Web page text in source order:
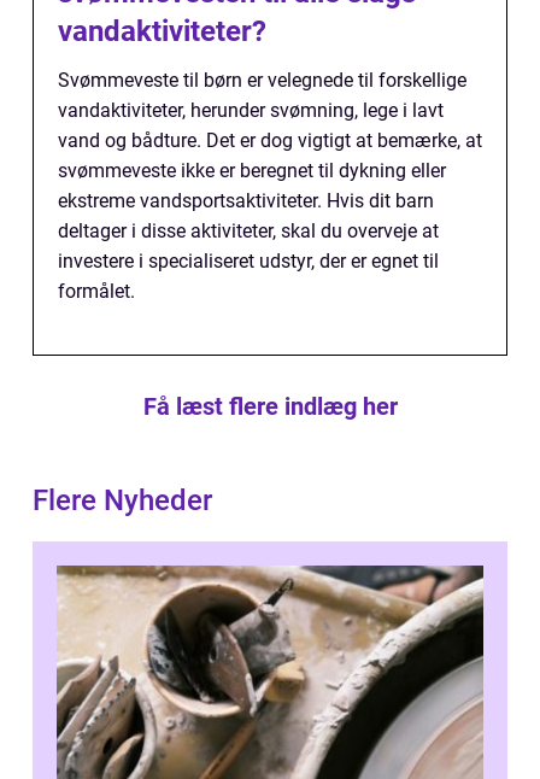
vandaktiviteter?
Svømmeveste til børn er velegnede til forskellige
vandaktiviteter, herunder svømning, lege i lavt
vand og bådture. Det er dog vigtigt at bemærke, at
svømmeveste ikke er beregnet til dykning eller
ekstreme vandsportsaktiviteter. Hvis dit barn
deltager i disse aktiviteter, skal du overveje at
investere i specialiseret udstyr, der er egnet til
formålet.
Få læst flere indlæg her
Flere Nyheder